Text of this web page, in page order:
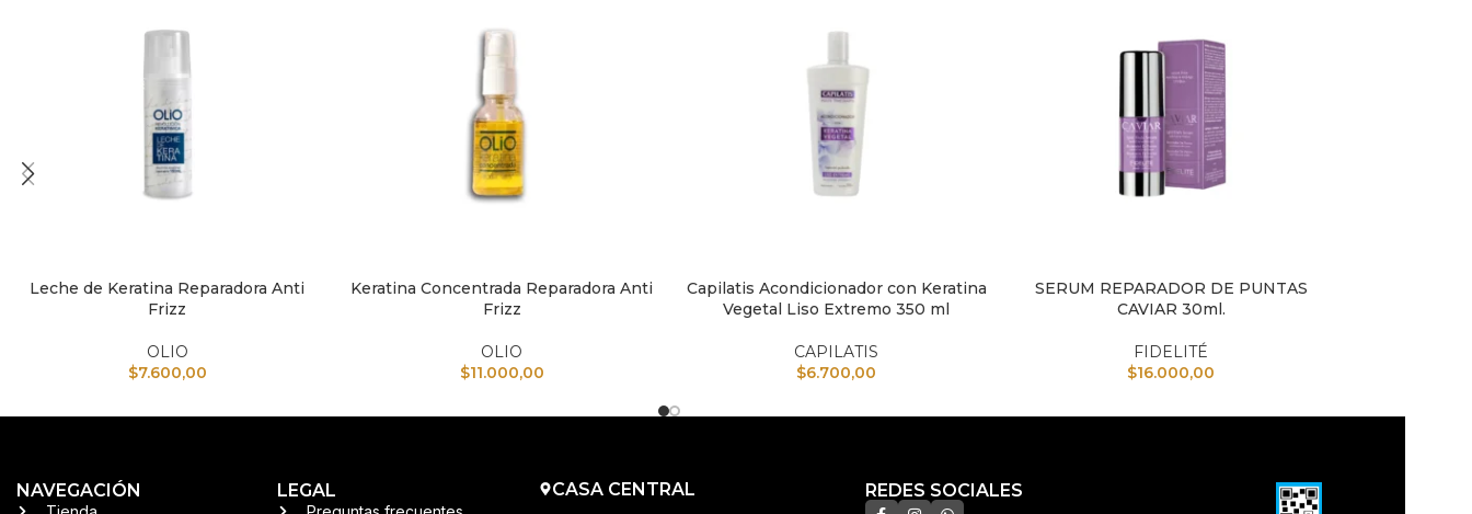
AÑADIR AL CARRITO
Leche de Keratina Reparadora Anti
Frizz
OLIO
$7.600,00
AÑADIR AL CARRITO
Keratina Concentrada Reparadora Anti
Frizz
OLIO
$11.000,00
AÑADIR AL CARRITO
Capilatis Acondicionador con Keratina
Vegetal Liso Extremo 350 ml
CAPILATIS
$6.700,00
AÑADIR AL CARRITO
SERUM REPARADOR DE PUNTAS
CAVIAR 30ml.
FIDELITÉ
$16.000,00
NAVEGACIÓN LEGAL CASA CENTRAL REDES SOCIALES